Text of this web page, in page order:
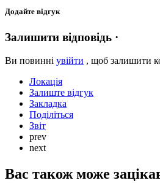
Додайте відгук
Залишити відповідь ·
Ви повинні увійти , щоб залишити
Локація
Залиште відгук
Закладка
Поділіться
Звіт
prev
next
Вас також може